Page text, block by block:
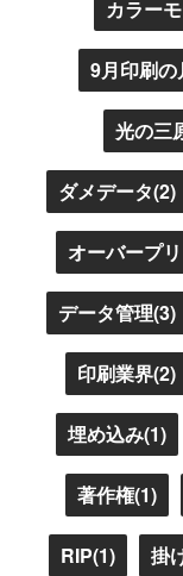
カラー
9月印刷の
光の三
ダメデータ(2)
オーバープ
データ管理(3)
印刷業界(2)
埋め込み(1)
著作権(1)
RIP(1) 掛